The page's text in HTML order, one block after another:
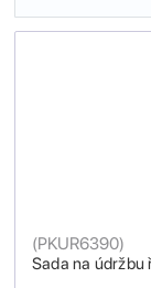
Sada na údržbu
(PKUR6390)